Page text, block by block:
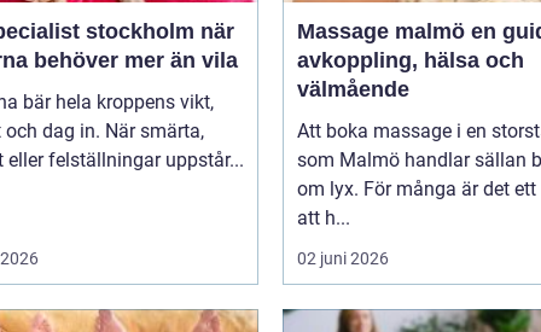
stockholm när
behöver mer än vila
bär hela kroppens vikt,
och dag in. När smärta,
eller felställningar uppstår...
Massage malmö en guide till
avkoppling, hälsa och
välmående
Att boka massage i en
som Malmö handlar sällan
om lyx. För många är det
att h...
02 juni 2026